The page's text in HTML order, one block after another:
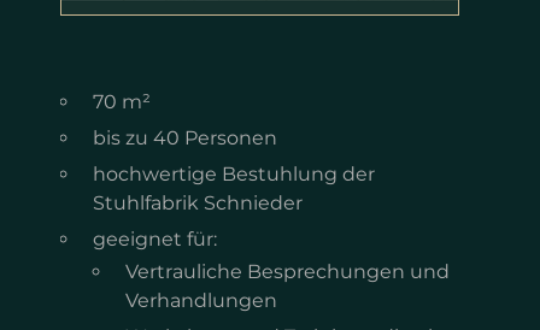
70 m²
bis zu 40 Personen
hochwertige Bestuhlung der
Stuhlfabrik Schnieder
geeignet für:
Vertrauliche Besprechungen und
Verhandlungen